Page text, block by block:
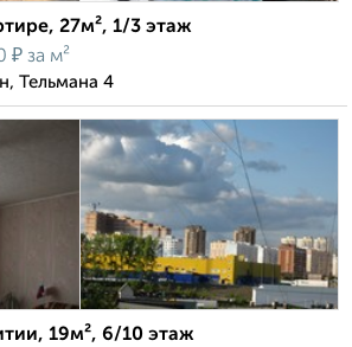
27м², 1/3 этаж
₽ за м²
Тельмана 4
19м², 6/10 этаж